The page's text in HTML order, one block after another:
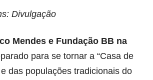
Divulgação
Mendes e Fundação BB na
para se tornar a “Casa de
das populações tradicionais do